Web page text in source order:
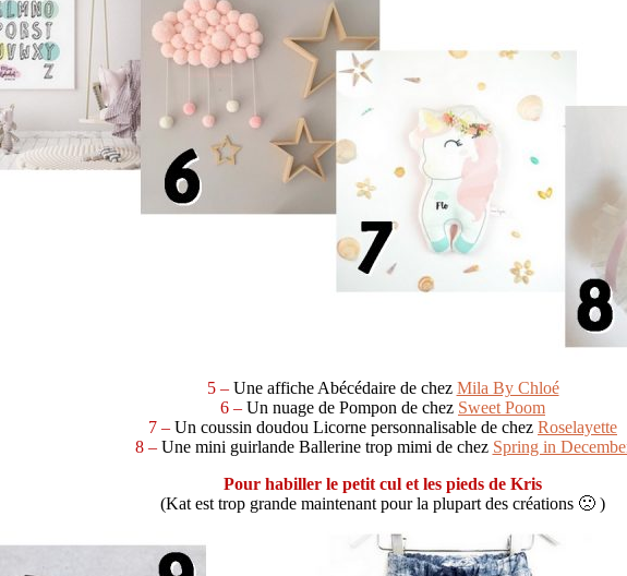
5 – Une affiche Abécédaire de chez Mila By Chloé
6 – Un nuage de Pompon de chez Sweet Poom
7 – Un coussin doudou Licorne personnalisable de chez Roselayette
8 – Une mini guirlande Ballerine trop mimi de chez Spring in
Pour habiller le petit cul et les pieds de Kris
(Kat est trop grande maintenant pour la plupart des créations 🙁 )